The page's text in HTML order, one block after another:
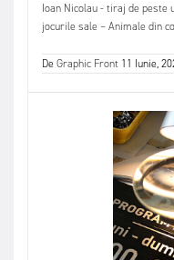
Ioan Nicolau - tiraj de peste
jocurile sale – Animale din
DeGraphic Front 11 Iunie,